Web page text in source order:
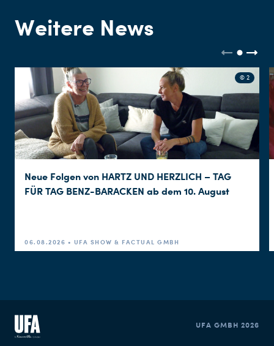
Weitere News
© 2
Neue Folgen von HARTZ UND HERZLICH – TAG
FÜR TAG BENZ-BARACKEN ab dem 10. August
06.08.2026 • UFA SHOW & FACTUAL GMBH
UFA GMBH 2026